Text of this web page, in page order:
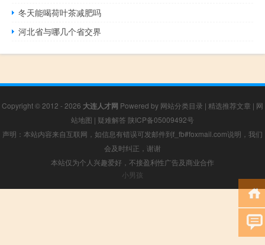
冬天能喝荷叶茶减肥吗
河北省与哪几个省交界
Copyright © 2012 - 2026 大连人才网 Powered by 网站分类目录 | 精选推荐文章 | 网
站地图 | 疑难解答 陕ICP备05009492号
声明：本站内容来自互联网，如信息有错误可发邮件到f_fb#foxmail.com说明，我们
会及时纠正，谢谢
本站仅为个人兴趣爱好，不接盈利性广告及商业合作
小男孩